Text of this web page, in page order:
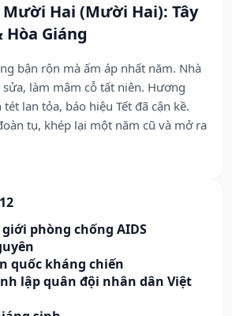
Hai (Mười Hai): Tây
Hòa Giáng
bận rộn mà ấm áp nhất năm. Nhà
làm mâm cỗ tất niên. Hương
lan tỏa, báo hiệu Tết đã cận kề.
tụ, khép lại một năm cũ và mở ra
phòng chống AIDS
quốc kháng chiến
lập quân đội nhân dân Việt